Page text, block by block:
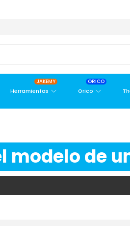
Herramientas
JAKEMY
Orico
ORICO
modelo de